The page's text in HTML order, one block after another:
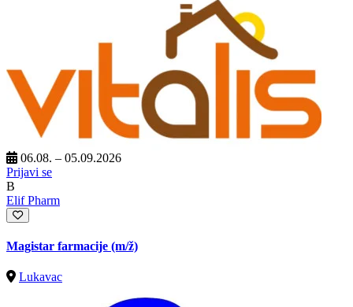
06.08. – 05.09.2026
Prijavi se
B
Elif Pharm
Magistar farmacije (m/ž)
Lukavac